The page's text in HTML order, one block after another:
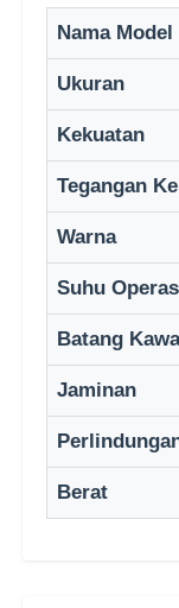
Kontrol kualitas
Hubungi Kami
Berita
Semua Kasus
Minta
Layar LED
Nama Model
Ukuran
Kekuatan
Tegangan
Warna
Suhu
Batang
Jaminan
Berat